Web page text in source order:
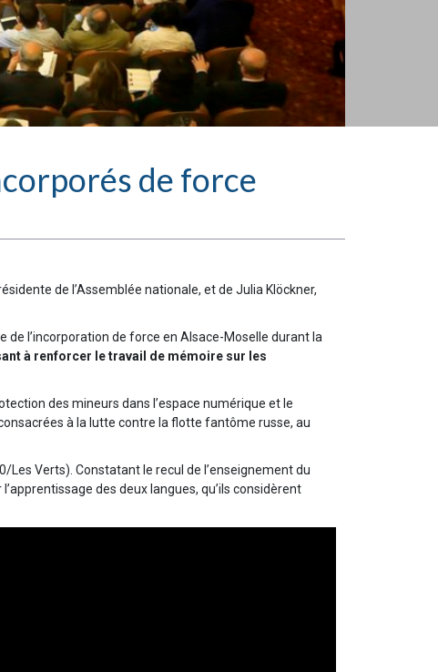
de force
de l’Assemblée nationale, et de Julia Klöckner,
l’incorporation de force en Alsace-Moselle durant la
à renforcer le travail de mémoire sur les
des mineurs dans l’espace numérique et le
à la lutte contre la flotte fantôme russe, au
Les Verts). Constatant le recul de l’enseignement du
des deux langues, qu’ils considèrent